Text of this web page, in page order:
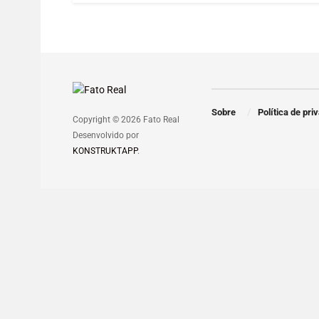
Copyright © 2026 Fato Real
Desenvolvido por
KONSTRUKTAPP.
Sobre Política de